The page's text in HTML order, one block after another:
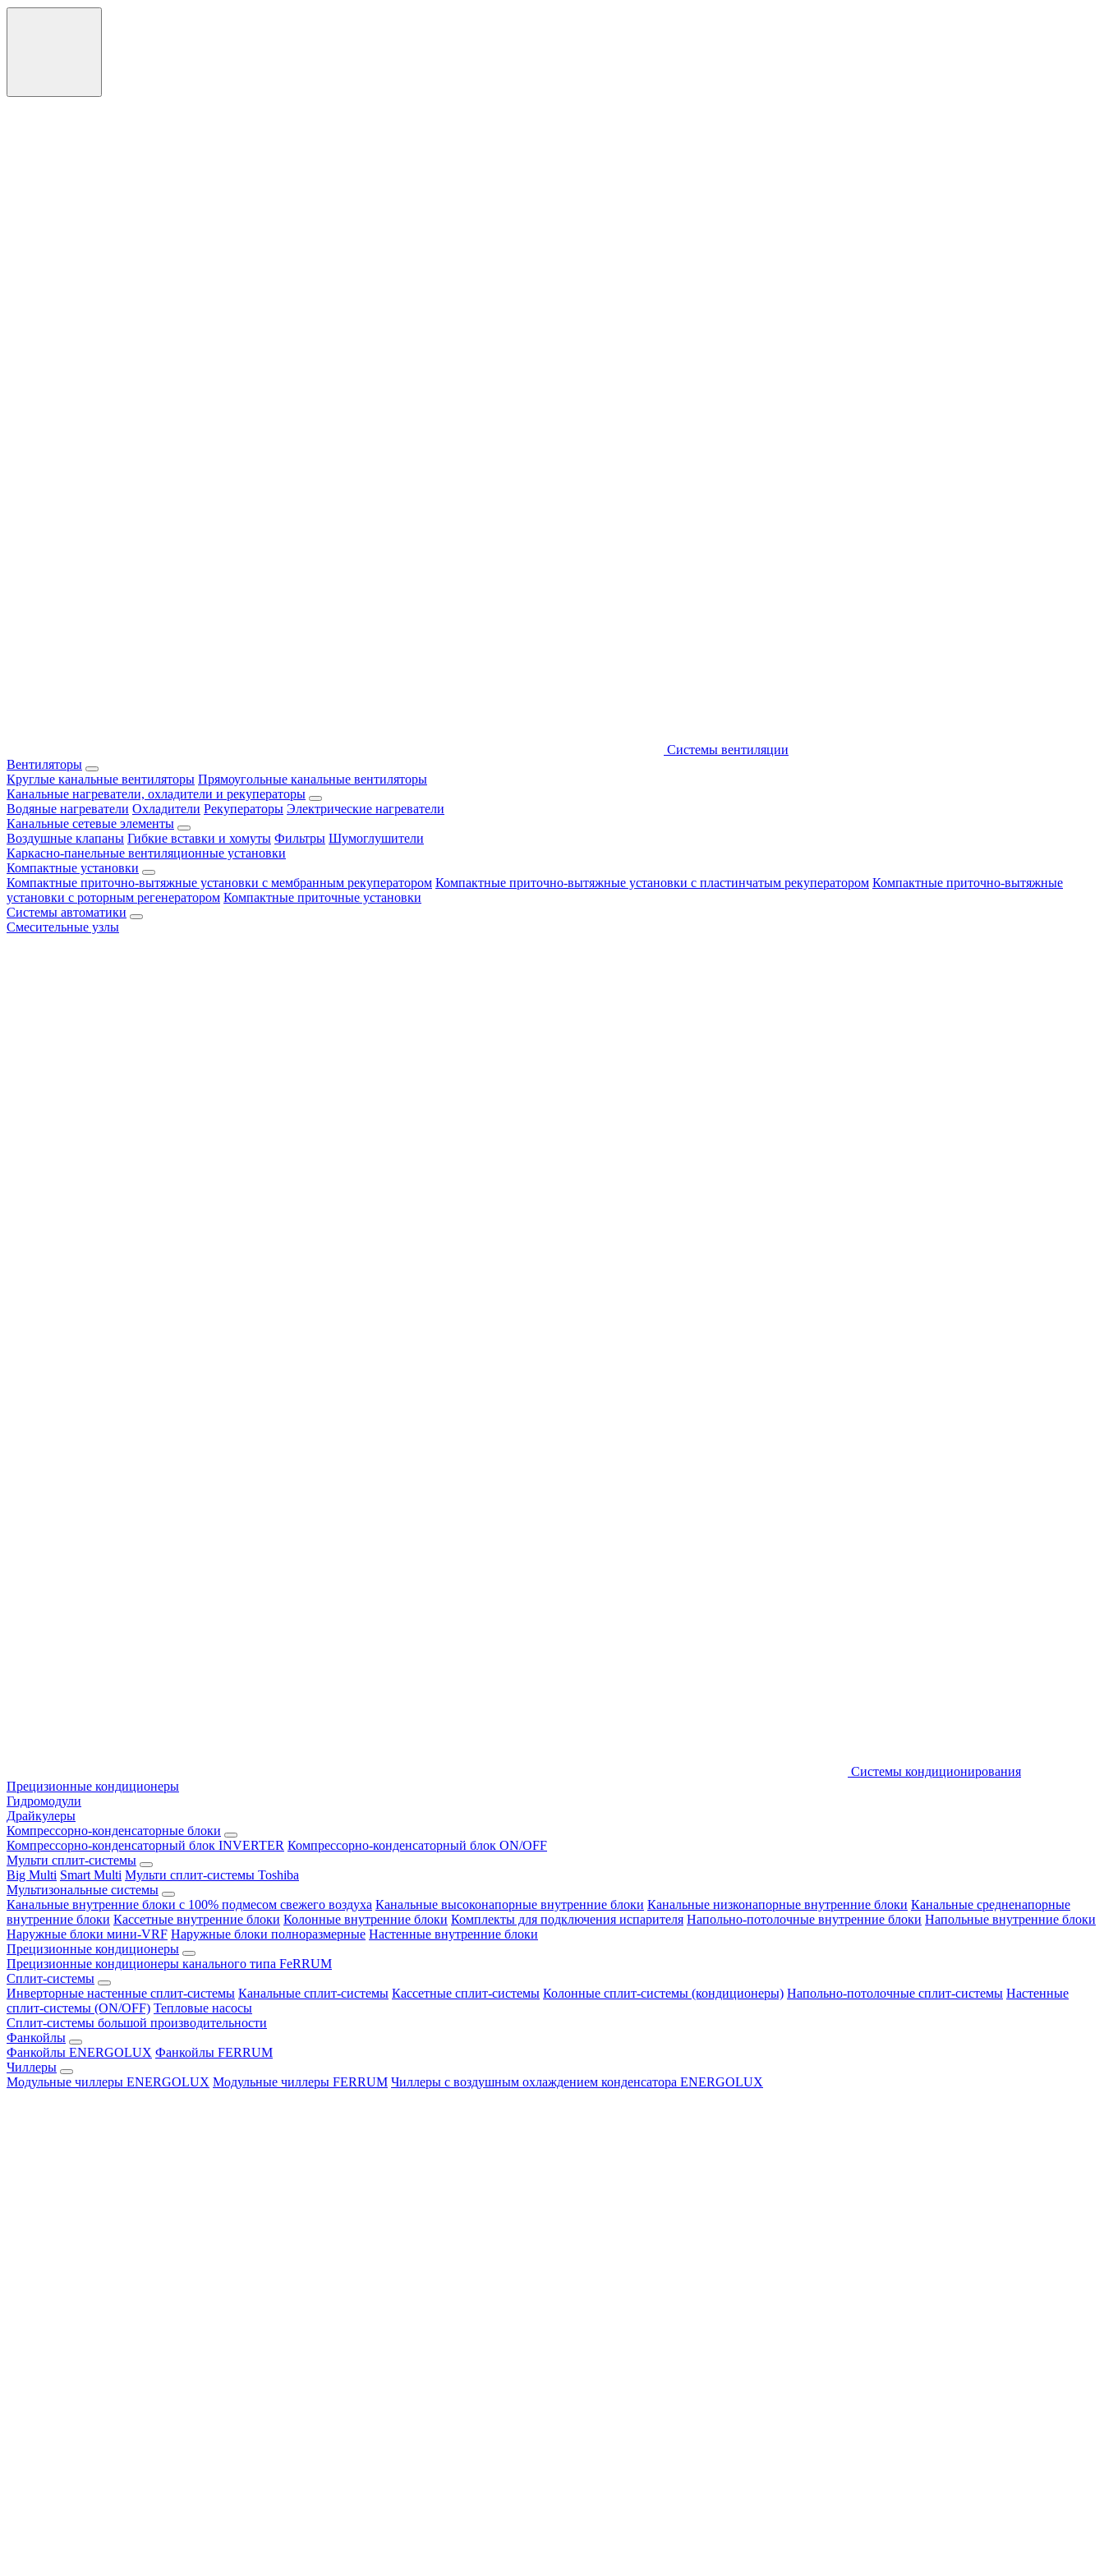
Системы вентиляции
Вентиляторы
Круглые канальные вентиляторы Прямоугольные канальные вентиляторы
Канальные нагреватели, охладители и рекуператоры
Водяные нагреватели Охладители Рекуператоры Электрические нагреватели
Канальные сетевые элементы
Воздушные клапаны Гибкие вставки и хомуты Фильтры Шумоглушители
Каркасно-панельные вентиляционные установки
Компактные установки
Компактные приточно-вытяжные установки с мембранным рекуператором Компактные приточно-вытяжные установки с пластинчатым рекуператором Компактные приточно-вытяжные
установки с роторным регенератором Компактные приточные установки
Системы автоматики
Смесительные узлы
Системы кондиционирования
Прецизионные кондиционеры
Гидромодули
Драйкулеры
Компрессорно-конденсаторные блоки
Компрессорно-конденсаторный блок INVERTER Компрессорно-конденсаторный блок ON/OFF
Мульти сплит-системы
Big Multi Smart Multi Мульти сплит-системы Toshiba
Мультизональные системы
Канальные внутренние блоки с 100% подмесом свежего воздуха Канальные высоконапорные внутренние блоки Канальные низконапорные внутренние блоки Канальные средненапорные
внутренние блоки Кассетные внутренние блоки Колонные внутренние блоки Комплекты для подключения испарителя Напольно-потолочные внутренние блоки Напольные внутренние блоки
Наружные блоки мини-VRF Наружные блоки полноразмерные Настенные внутренние блоки
Прецизионные кондиционеры
Прецизионные кондиционеры канального типа FeRRUM
Сплит-системы
Инверторные настенные сплит-системы Канальные сплит-системы Кассетные сплит-системы Колонные сплит-системы (кондиционеры) Напольно-потолочные сплит-системы Настенные
сплит-системы (ON/OFF) Тепловые насосы
Сплит-системы большой производительности
Фанкойлы
Фанкойлы ENERGOLUX Фанкойлы FERRUM
Чиллеры
Модульные чиллеры ENERGOLUX Модульные чиллеры FERRUM Чиллеры с воздушным охлаждением конденсатора ENERGOLUX